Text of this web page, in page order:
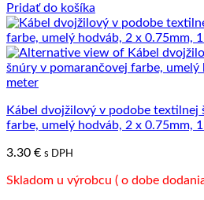
Pridať do košíka
Kábel dvojžilový v podobe textilnej
farbe, umelý hodváb, 2 x 0.75mm,
3.30 € s DPH
Skladom u výrobcu ( o dobe